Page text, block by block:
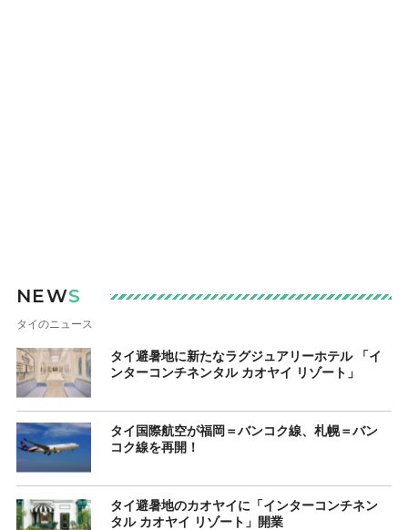
NEWS
タイのニュース
タイ避暑地に新たなラグジュアリーホテル 「イ
ンターコンチネンタル カオヤイ リゾート」
タイ国際航空が福岡＝バンコク線、札幌＝バン
コク線を再開！
タイ避暑地のカオヤイに「インターコンチネン
タル カオヤイ リゾート」開業